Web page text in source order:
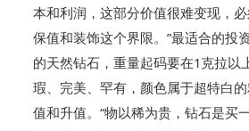
本和利润，这部分价值很难变现，
保值和装饰这个界限。”最适合的投
的天然钻石，重量起码要在1克拉以
瑕、完美、罕有，颜色属于超特白
值和升值。“物以稀为贵，钻石是买